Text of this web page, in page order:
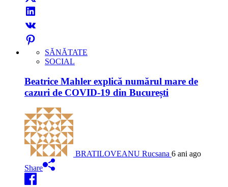
SĂNĂTATE
SOCIAL
Beatrice Mahler explică numărul mare de
cazuri de COVID-19 din București
BRATILOVEANU Rucsana 6 ani ago
Share